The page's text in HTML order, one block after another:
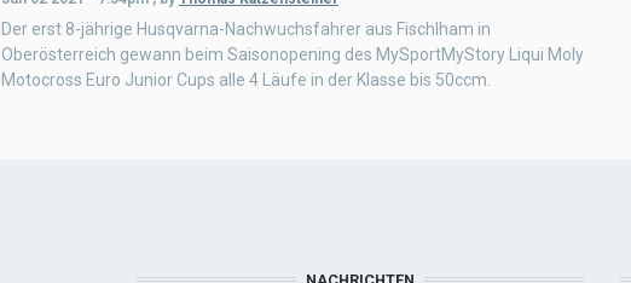
Der erst 8-jährige Husqvarna-Nachwuchsfahrer aus Fischlham in
Oberösterreich gewann beim Saisonopening des MySportMyStory Liqui Moly
Motocross Euro Junior Cups alle 4 Läufe in der Klasse bis 50ccm.
NACHRICHTEN